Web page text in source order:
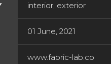
interior, exterior
01 June, 2021
www.fabric-lab.co